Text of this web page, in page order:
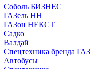
Соболь БИЗНЕС
ГАЗель НН
ГАЗон НЕКСТ
Садко
Валдай
Спецтехника бренда ГАЗ
Автобусы